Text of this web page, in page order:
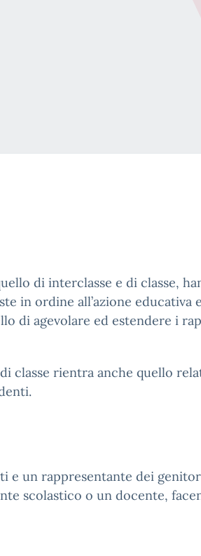
di interclasse e di classe,
in ordine all’azione educativa
di agevolare ed estendere i
classe rientra anche quello
e un rappresentante dei
scolastico o un docente,